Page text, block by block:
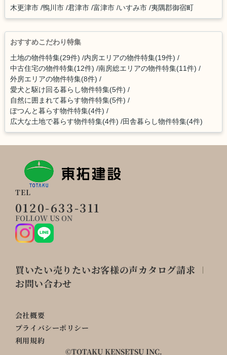
木更津市 鴨川市 君津市 富津市 いすみ市 夷隅郡御宿町
おすすめこだわり特集
土地の物件特集(29件) 内房エリアの物件特集(19件)
中古住宅の物件特集(12件) 南房総エリアの物件特集(11件)
外房エリアの物件特集(8件)
愛犬と駆け回る暮らし物件特集(5件)
自然に囲まれて暮らす物件特集(5件)
ぽつんと暮らす物件特集(4件)
広大な土地で暮らす物件特集(4件) 田舎暮らし物件特集(4件)
TEL
0120-633-311
FOLLOW US ON
買いたい売りたいお客様の声カタログ請求
お問い合わせ
会社概要
プライバシーポリシー
利用規約
©TOTAKU KENSETSU INC.